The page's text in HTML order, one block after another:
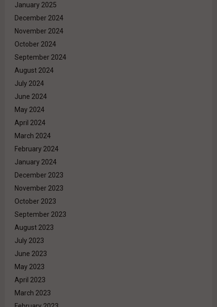
January 2025
December 2024
November 2024
October 2024
September 2024
August 2024
July 2024
June 2024
May 2024
April 2024
March 2024
February 2024
January 2024
December 2023
November 2023
October 2023
September 2023
August 2023
July 2023
June 2023
May 2023
April 2023
March 2023